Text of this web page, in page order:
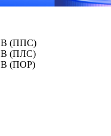
(ППС)
(ПЛС)
(ПОР)